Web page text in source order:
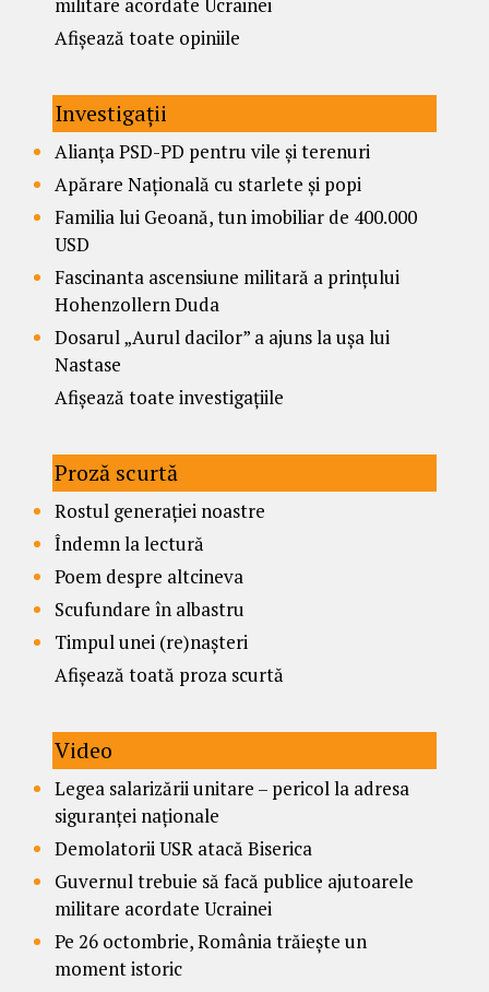
militare acordate Ucrainei
Afișează toate opiniile
Investigații
Alianța PSD-PD pentru vile și terenuri
Apărare Națională cu starlete și popi
Familia lui Geoană, tun imobiliar de 400.000
USD
Fascinanta ascensiune militară a prințului
Hohenzollern Duda
Dosarul „Aurul dacilor” a ajuns la ușa lui
Nastase
Afișează toate investigațiile
Proză scurtă
Rostul generației noastre
Îndemn la lectură
Poem despre altcineva
Scufundare în albastru
Timpul unei (re)nașteri
Afișează toată proza scurtă
Video
Legea salarizării unitare – pericol la adresa
siguranței naționale
Demolatorii USR atacă Biserica
Guvernul trebuie să facă publice ajutoarele
militare acordate Ucrainei
Pe 26 octombrie, România trăiește un
moment istoric